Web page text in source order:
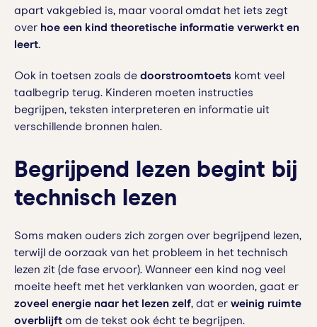
apart vakgebied is, maar vooral omdat het iets zegt
over hoe een kind theoretische informatie verwerkt en
leert.
Ook in toetsen zoals de doorstroomtoets komt veel
taalbegrip terug. Kinderen moeten instructies
begrijpen, teksten interpreteren en informatie uit
verschillende bronnen halen.
Begrijpend lezen begint bij
technisch lezen
Soms maken ouders zich zorgen over begrijpend lezen,
terwijl de oorzaak van het probleem in het technisch
lezen zit (de fase ervoor). Wanneer een kind nog veel
moeite heeft met het verklanken van woorden, gaat er
zoveel energie naar het lezen zelf, dat er weinig ruimte
overblijft om de tekst ook écht te begrijpen.